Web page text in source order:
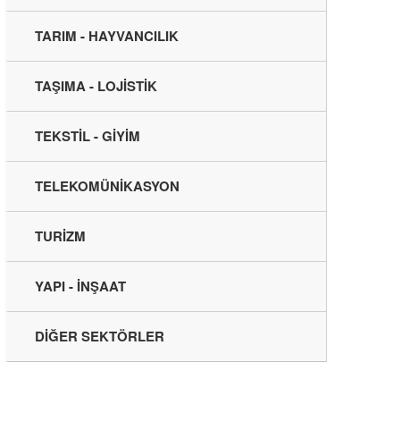
TARIM - HAYVANCILIK
TAŞIMA - LOJİSTİK
TEKSTİL - GİYİM
TELEKOMÜNİKASYON
TURİZM
YAPI - İNŞAAT
DİĞER SEKTÖRLER